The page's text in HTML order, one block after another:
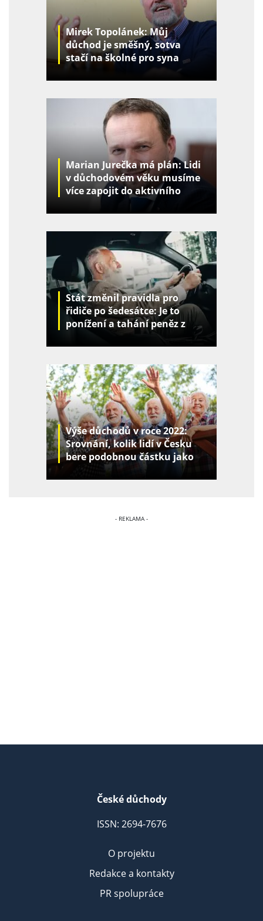
Mirek Topolánek: Můj
důchod je směšný, sotva
stačí na školné pro syna
Marian Jurečka má plán: Lidi
v důchodovém věku musíme
více zapojit do aktivního
Stát změnil pravidla pro
řidiče po šedesátce: Je to
ponížení a tahání peněz z
Výše důchodů v roce 2022:
Srovnání, kolik lidí v Česku
bere podobnou částku jako
České důchody
ISSN: 2694-7676
O projektu
Redakce a kontakty
PR spolupráce